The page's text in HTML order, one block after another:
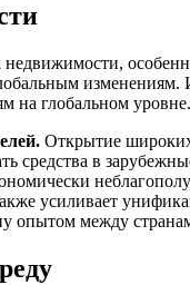
на глобальном уровне.
Открытие
средства в
усиливает
опытом между